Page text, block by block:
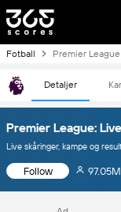
Fotball Premier League
Detaljer
Premier League:
Live skåringer, kampe og
Follow 97.05M